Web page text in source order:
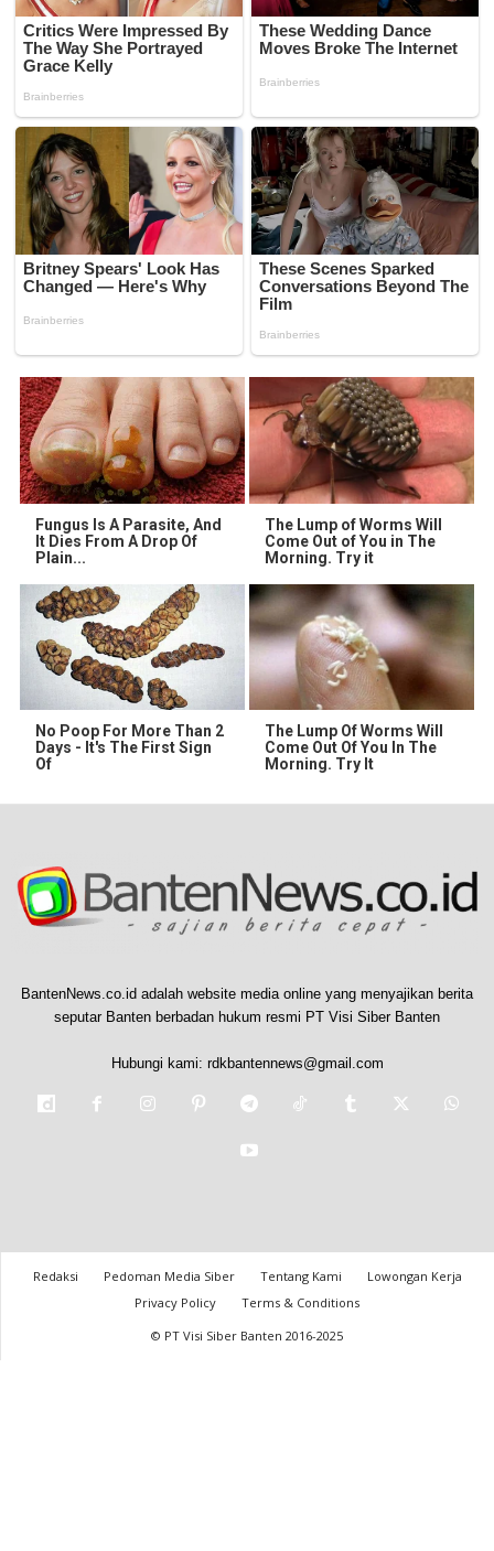
Fungus Is A Parasite, And
It Dies From A Drop Of
Plain...
The Lump of Worms Will
Come Out of You in The
Morning. Try it
No Poop For More Than 2
Days - It's The First Sign
Of
The Lump Of Worms Will
Come Out Of You In The
Morning. Try It
BantenNews.co.id adalah website media online yang menyajikan berita
seputar Banten berbadan hukum resmi PT Visi Siber Banten
Hubungi kami: rdkbantennews@gmail.com
Redaksi Pedoman Media Siber Tentang Kami
Lowongan Kerja
Privacy Policy
Terms & Conditions
© PT Visi Siber Banten 2016-2025